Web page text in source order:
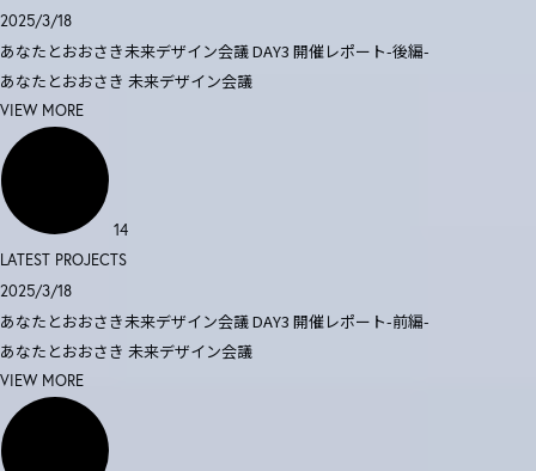
2025/3/18
あなたとおおさき未来デザイン会議 DAY3 開催レポート-後編-
あなたとおおさき 未来デザイン会議
VIEW MORE
14
LATEST PROJECTS
2025/3/18
あなたとおおさき未来デザイン会議 DAY3 開催レポート-前編-
あなたとおおさき 未来デザイン会議
VIEW MORE